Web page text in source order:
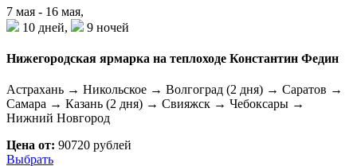
7 мая - 16 мая,
10 дней,
9 ночей
Нижегородская ярмарка на теплоходе Константин Федин
Астрахань → Никольское → Волгоград (2 дня) → Саратов →
Самара → Казань (2 дня) → Свияжск → Чебоксары →
Нижний Новгород
Цена от: 90720 рублей
Выбрать